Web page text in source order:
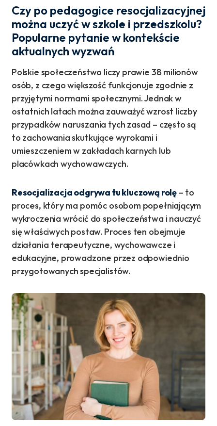
Czy po pedagogice resocjalizacyjnej
można uczyć w szkole i przedszkolu?
Popularne pytanie w kontekście
aktualnych wyzwań
Polskie społeczeństwo liczy prawie 38 milionów
osób, z czego większość funkcjonuje zgodnie z
przyjętymi normami społecznymi. Jednak w
ostatnich latach można zauważyć wzrost liczby
przypadków naruszania tych zasad – często są
to zachowania skutkujące wyrokami i
umieszczeniem w zakładach karnych lub
placówkach wychowawczych.
Resocjalizacja odgrywa tu kluczową rolę– to
proces, który ma pomóc osobom popełniającym
wykroczenia wrócić do społeczeństwa i nauczyć
się właściwych postaw. Proces ten obejmuje
działania terapeutyczne, wychowawcze i
edukacyjne, prowadzone przez odpowiednio
przygotowanych specjalistów.